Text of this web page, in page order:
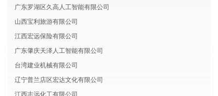
广东罗湖区久高人工智能有限公司
山西宝利旅游有限公司
江西宏远保险有限公司
广东肇庆天泽人工智能有限公司
台湾建业机械有限公司
辽宁普兰店区宏达文化有限公司
江西志远化工有限公司